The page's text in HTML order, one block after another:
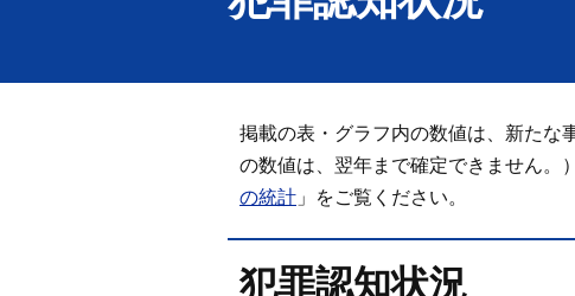
掲載の表・グラフ内の数値は、新たな
の数値は、翌年まで確定できません。
の統計 」をご覧ください。
犯罪認知状況